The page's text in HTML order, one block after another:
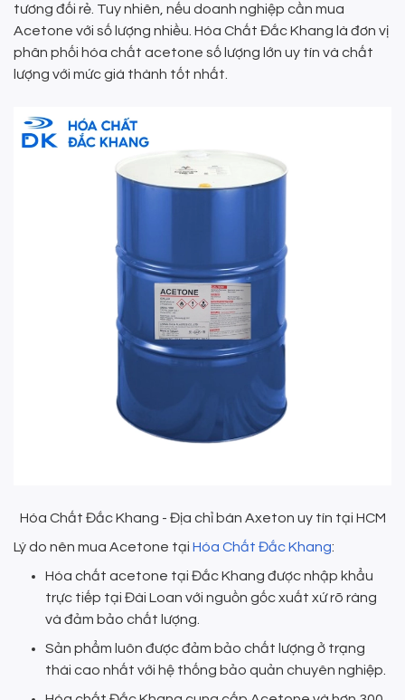
tương đối rẻ. Tuy nhiên, nếu doanh nghiệp cần mua
Acetone với số lượng nhiều. Hóa Chất Đắc Khang là đơn vị
phân phối hóa chất acetone số lượng lớn uy tín và chất
lượng với mức giá thành tốt nhất.
Hóa Chất Đắc Khang - Địa chỉ bán Axeton uy tín tại HCM
Lý do nên mua Acetone tại Hóa Chất Đắc Khang:
Hóa chất acetone tại Đắc Khang được nhập khẩu
trực tiếp tại Đài Loan với nguồn gốc xuất xứ rõ ràng
và đảm bảo chất lượng.
Sản phẩm luôn được đảm bảo chất lượng ở trạng
thái cao nhất với hệ thống bảo quản chuyên nghiệp.